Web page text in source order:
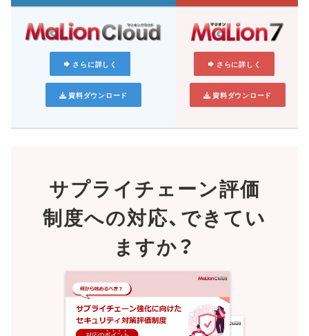
さらに詳しく
資料ダウンロード
さらに詳しく
資料ダウンロード
サプライチェーン評価
制度への対応、できてい
ますか？